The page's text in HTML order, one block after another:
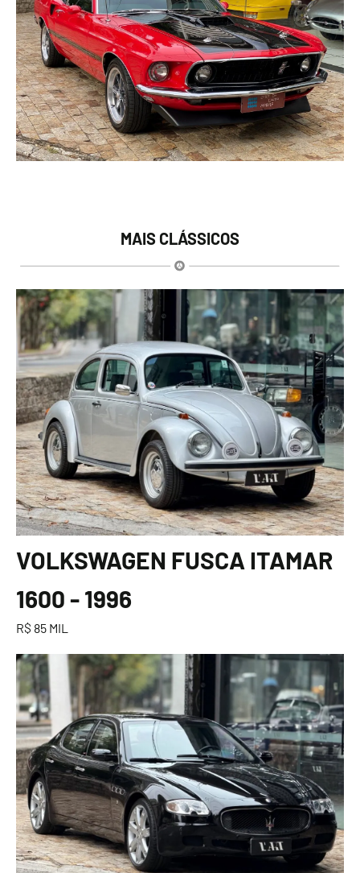
MAIS CLÁSSICOS
VOLKSWAGEN FUSCA ITAMAR
1600 - 1996
R$ 85 MIL